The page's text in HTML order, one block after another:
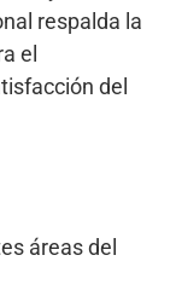
respalda la
el
del
áreas del